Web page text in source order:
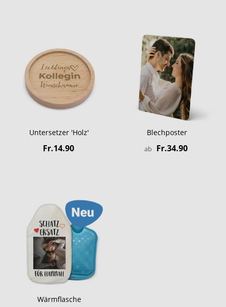
Untersetzer 'Holz'
Fr.14.90
Blechposter
ab Fr.34.90
Wärmflasche